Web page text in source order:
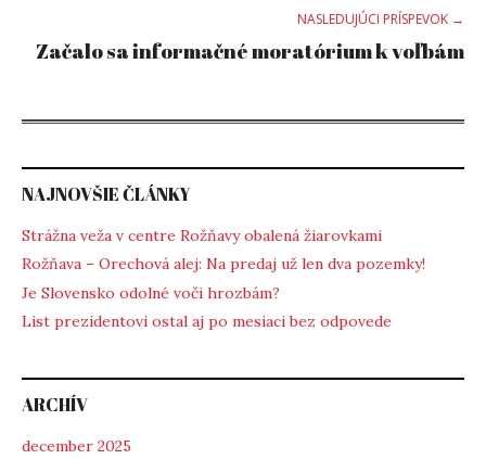
NASLEDUJÚCI PRÍSPEVOK →
Začalo sa informačné moratórium k voľbám
NAJNOVŠIE ČLÁNKY
Strážna veža v centre Rožňavy obalená žiarovkami
Rožňava – Orechová alej: Na predaj už len dva pozemky!
Je Slovensko odolné voči hrozbám?
List prezidentovi ostal aj po mesiaci bez odpovede
ARCHÍV
december 2025